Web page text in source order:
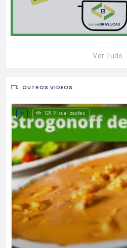
Ver Tudo
OUTROS VIDEOS
129 Visualizações